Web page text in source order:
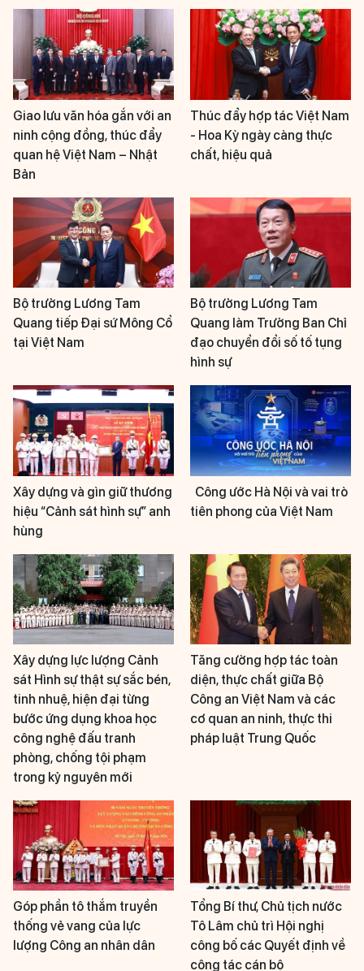
Giao lưu văn hóa gắn với an
ninh cộng đồng, thúc đẩy
quan hệ Việt Nam – Nhật
Bản
Thúc đẩy hợp tác Việt Nam
- Hoa Kỳ ngày càng thực
chất, hiệu quả
Bộ trưởng Lương Tam
Quang tiếp Đại sứ Mông Cổ
tại Việt Nam
Bộ trưởng Lương Tam
Quang làm Trưởng Ban Chỉ
đạo chuyển đổi số tố tụng
hình sự
Xây dựng và gìn giữ thương
hiệu “Cảnh sát hình sự” anh
hùng
Công ước Hà Nội và vai trò
tiên phong của Việt Nam
Xây dựng lực lượng Cảnh
sát Hình sự thật sự sắc bén,
tinh nhuệ, hiện đại từng
bước ứng dụng khoa học
công nghệ đấu tranh
phòng, chống tội phạm
trong kỷ nguyên mới
Tăng cường hợp tác toàn
diện, thực chất giữa Bộ
Công an Việt Nam và các
cơ quan an ninh, thực thi
pháp luật Trung Quốc
Góp phần tô thắm truyền
thống vẻ vang của lực
lượng Công an nhân dân
Tổng Bí thư, Chủ tịch nước
Tô Lâm chủ trì Hội nghị
công bố các Quyết định về
công tác cán bộ